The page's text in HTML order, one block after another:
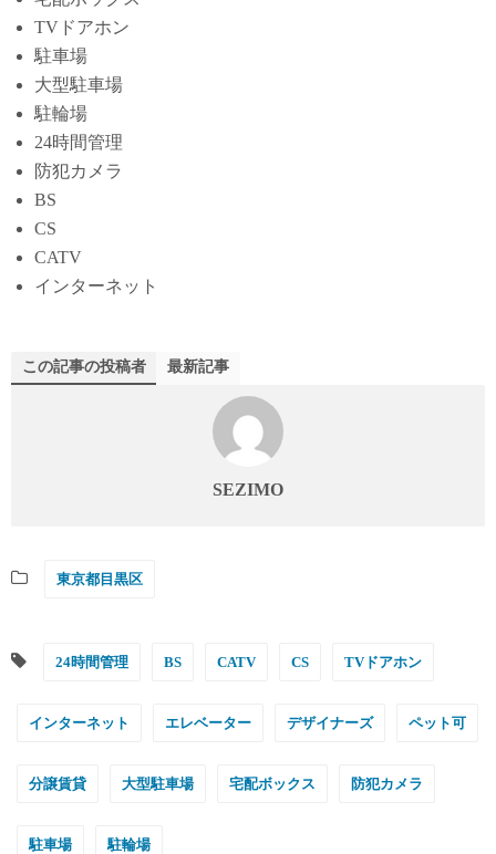
TVドアホン
駐車場
大型駐車場
駐輪場
24時間管理
防犯カメラ
BS
CS
CATV
インターネット
この記事の投稿者 最新記事
SEZIMO
東京都目黒区
24時間管理 BS CATV CS TVドアホン
インターネット エレベーター デザイナーズ ペット可
分譲賃貸 大型駐車場 宅配ボックス 防犯カメラ
駐車場 駐輪場